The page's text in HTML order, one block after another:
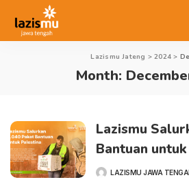
Lazismu Jateng >2024 >
Month:
Lazismu
Bantuan
POSTEDLAZISMU JAWA